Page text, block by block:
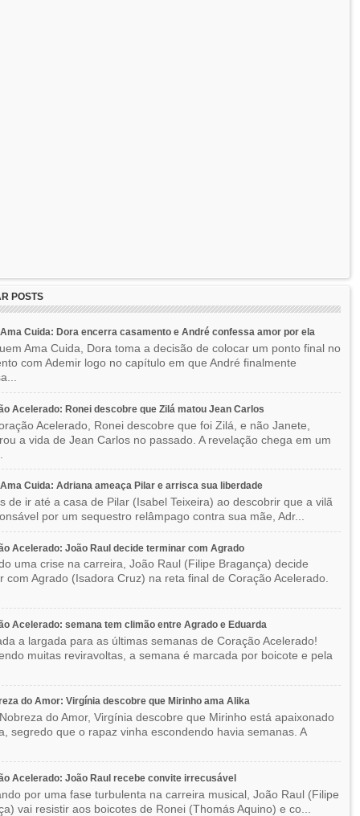
POSTS
Cuida: Dora encerra casamento e André confessa amor por ela
Ama Cuida, Dora toma a decisão de colocar um ponto final no
com Ademir logo no capítulo em que André finalmente
Acelerado: Ronei descobre que Zilá matou Jean Carlos
Acelerado, Ronei descobre que foi Zilá, e não Janete,
a vida de Jean Carlos no passado. A revelação chega em um
Cuida: Adriana ameaça Pilar e arrisca sua liberdade
de ir até a casa de Pilar (Isabel Teixeira) ao descobrir que a vilã
por um sequestro relâmpago contra sua mãe, Adr...
Acelerado: João Raul decide terminar com Agrado
uma crise na carreira, João Raul (Filipe Bragança) decide
com Agrado (Isadora Cruz) na reta final de Coração Acelerado.
Acelerado: semana tem climão entre Agrado e Eduarda
a largada para as últimas semanas de Coração Acelerado!
muitas reviravoltas, a semana é marcada por boicote e pela
do Amor: Virgínia descobre que Mirinho ama Alika
do Amor, Virgínia descobre que Mirinho está apaixonado
segredo que o rapaz vinha escondendo havia semanas. A
Acelerado: João Raul recebe convite irrecusável
por uma fase turbulenta na carreira musical, João Raul (Filipe
vai resistir aos boicotes de Ronei (Thomás Aquino) e co...